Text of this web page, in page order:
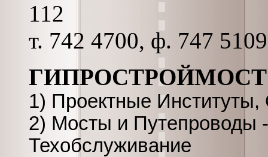
112
т. 742 4700, ф. 747
1) Проектные
2) Мосты и Путепроводы
Техобслуживание